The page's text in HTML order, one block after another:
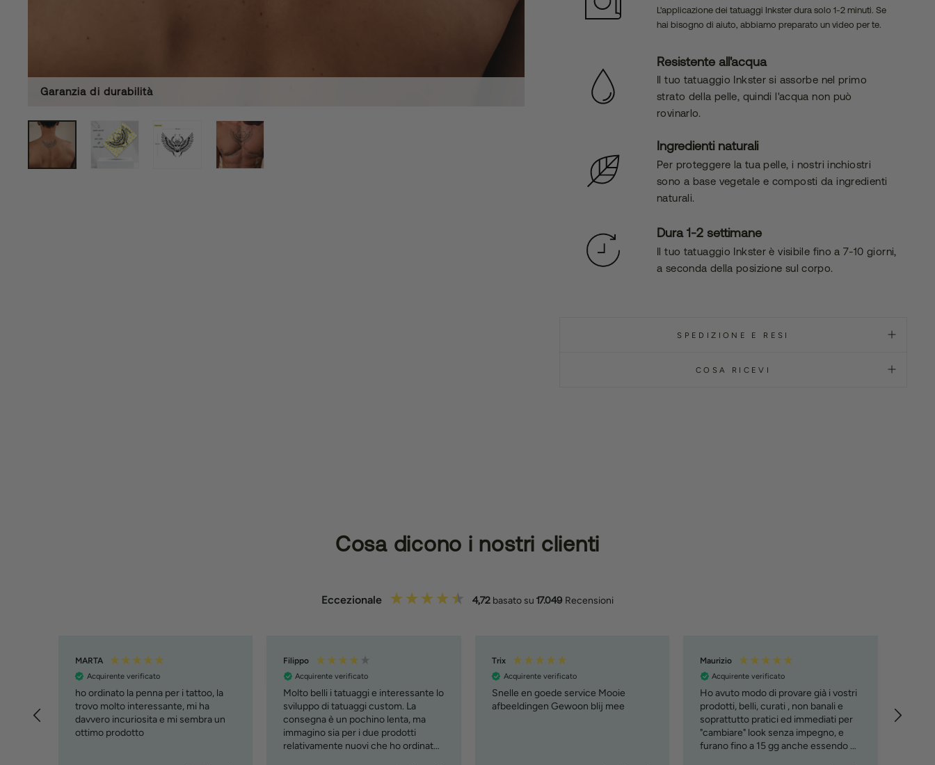
Garanzia di durabilità Garanzia di durabilità
L'applicazione dei tatuaggi Inkster dura solo 1-2 minuti. Se
hai bisogno di aiuto, abbiamo preparato un video per te.
Resistente all'acqua
Il tuo tatuaggio Inkster si assorbe nel primo
strato della pelle, quindi l'acqua non può
rovinarlo.
Ingredienti naturali
Per proteggere la tua pelle, i nostri inchiostri
sono a base vegetale e composti da ingredienti
naturali.
Dura 1-2 settimane
Il tuo tatuaggio Inkster è visibile fino a 7-10 giorni,
a seconda della posizione sul corpo.
SPEDIZIONE E RESI
COSA RICEVI
Cosa dicono i nostri clienti
Eccezionale 4,72 basato su 17.049 Recensioni
MARTA
Acquirente verificato
ho ordinato la penna per i tattoo, la
trovo molto interessante, mi ha
davvero incuriosita e mi sembra un
ottimo prodotto
Filippo
Acquirente verificato
Molto belli i tatuaggi e interessante lo
sviluppo di tatuaggi custom. La
consegna è un pochino lenta, ma
immagino sia per i due prodotti
relativamente nuovi che ho ordinato
Trix
Acquirente verificato
Snelle en goede service Mooie
afbeeldingen Gewoon blij mee
Maurizio
Acquirente verificato
Ho avuto modo di provare già i vostri
prodotti, belli, curati , non banali e
soprattutto pratici ed immediati per
"cambiare" look senza impegno, e
furano fino a 15 gg anche essendo al